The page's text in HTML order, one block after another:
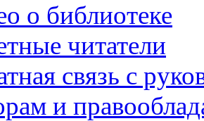
о библиотеке
читатели
связь с
и